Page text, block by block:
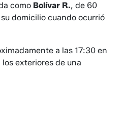
como Bolívar R., de 60
domicilio cuando ocurrió
a las 17:30 en
los exteriores de una